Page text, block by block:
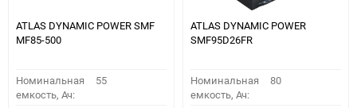
ATLAS DYNAMIC POWER SMF
MF85-500
Номинальная
емкость, Ач:
55
ATLAS DYNAMIC POWER
SMF95D26FR
Номинальная
емкость, Ач:
80